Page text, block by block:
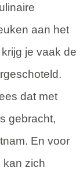
aan het
je vaak de
dat met
gebracht,
En voor
kan zich